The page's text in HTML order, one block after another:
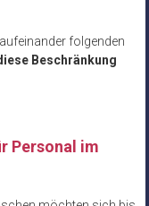
folgenden
Beschränkung
Personal im